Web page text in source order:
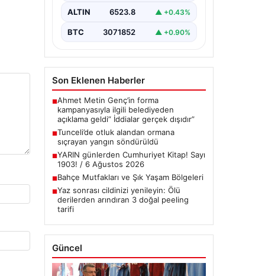
ALTIN 6523.8 ▲ +0.43%
BTC 3071852 ▲ +0.90%
Son Eklenen Haberler
■Ahmet Metin Genç’in forma
kampanyasıyla ilgili belediyeden
açıklama geldi” İddialar gerçek dışıdır”
■Tunceli’de otluk alandan ormana
sıçrayan yangın söndürüldü
■YARIN günlerden Cumhuriyet Kitap! Sayı
1903! / 6 Ağustos 2026
■Bahçe Mutfakları ve Şık Yaşam Bölgeleri
■Yaz sonrası cildinizi yenileyin: Ölü
derilerden arındıran 3 doğal peeling
tarifi
Güncel